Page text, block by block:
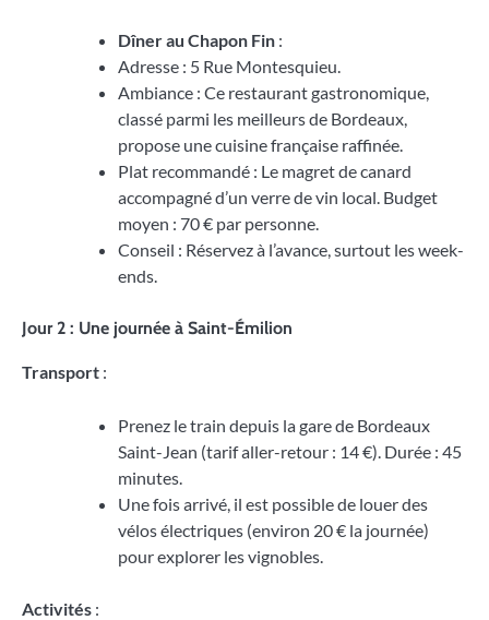
Dîner au Chapon Fin :
Adresse : 5 Rue Montesquieu.
Ambiance : Ce restaurant gastronomique,
classé parmi les meilleurs de Bordeaux,
propose une cuisine française raffinée.
Plat recommandé : Le magret de canard
accompagné d’un verre de vin local. Budget
moyen : 70 € par personne.
Conseil : Réservez à l’avance, surtout les week-
ends.
Jour 2 : Une journée à Saint-Émilion
Transport :
Prenez le train depuis la gare de Bordeaux
Saint-Jean (tarif aller-retour : 14 €). Durée : 45
minutes.
Une fois arrivé, il est possible de louer des
vélos électriques (environ 20 € la journée)
pour explorer les vignobles.
Activités :